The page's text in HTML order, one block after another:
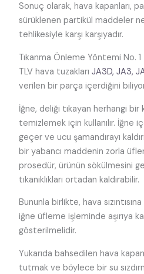
Sonuç olarak, hava kapanları,
sürüklenen partikül maddeler
tehlikesiyle karşı karşıyadır.
Tıkanma Önleme Yöntemi No. 1
TLV hava tuzaklarıJA3D, JA3,
verilen bir parça içerdiğini
İğne, deliği tıkayan herhangi
temizlemek için kullanılır. İğne
geçer ve ucu şamandırayı
bir yabancı maddenin zorla
prosedür, ürünün sökülmesini
tıkanıklıkları ortadan kaldırabilir.
Bununla birlikte, hava
iğne üfleme işleminde aşırıya
gösterilmelidir.
Yukarıda bahsedilen hava
tutmak ve böylece bir su